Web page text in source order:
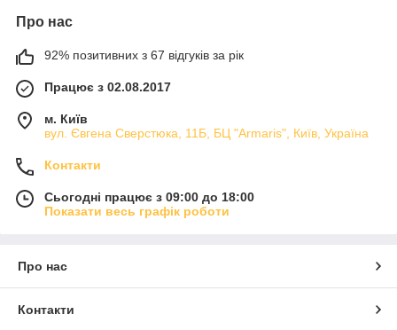
Про нас
92% позитивних з 67 відгуків за рік
Працює з 02.08.2017
м. Київ
вул. Євгена Сверстюка, 11Б, БЦ "Armaris", Київ, Україна
Контакти
Сьогодні працює з 09:00 до 18:00
Показати весь графік роботи
Про нас
Контакти